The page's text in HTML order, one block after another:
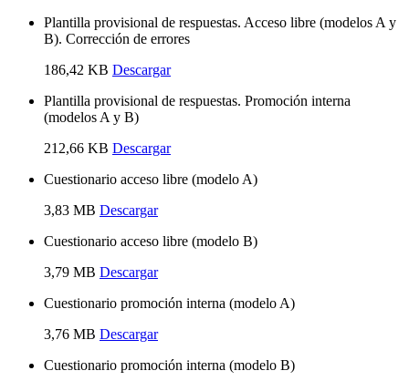
Plantilla provisional de respuestas. Acceso libre (modelos A y
B). Corrección de errores
186,42 KB Descargar
Plantilla provisional de respuestas. Promoción interna
(modelos A y B)
212,66 KB Descargar
Cuestionario acceso libre (modelo A)
3,83 MB Descargar
Cuestionario acceso libre (modelo B)
3,79 MB Descargar
Cuestionario promoción interna (modelo A)
3,76 MB Descargar
Cuestionario promoción interna (modelo B)